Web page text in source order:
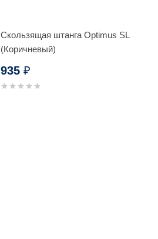
Скользящая штанга Optimus SL
(Коричневый)
935₽